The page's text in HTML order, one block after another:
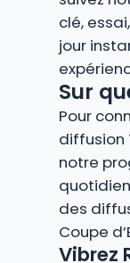
clé,
jour
Sur
Pour
diffusion
notre
des
Coupe
Vibrez